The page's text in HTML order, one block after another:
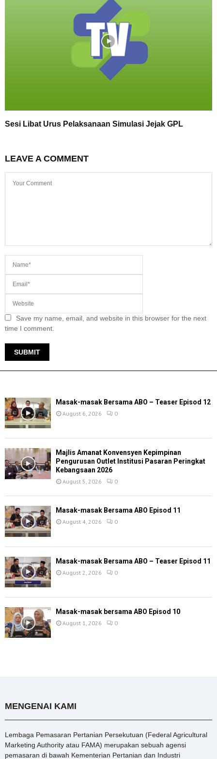
Sesi Libat Urus Pelaksanaan Simulasi Jejak GPL
LEAVE A COMMENT
Save my name, email, and website in this browser for the next
time I comment.
Masak-masak Bersama ABO – Teaser Episod 12
August 6, 2026 0
Majlis Amanat Konvensyen Kepimpinan
Pengurusan Outlet Institusi Pasaran Peringkat
Kebangsaan 2026
August 5, 2026 0
Masak-masak Bersama ABO Episod 11
August 4, 2026 0
Masak-masak Bersama ABO – Teaser Episod 11
August 2, 2026 0
Masak-masak bersama ABO Episod 10
August 1, 2026 0
MENGENAI KAMI
Lembaga Pemasaran Pertanian Persekutuan (Federal Agricultural
Marketing Authority atau FAMA) merupakan sebuah agensi
pemasaran di bawah Kementerian Pertanian dan Industri